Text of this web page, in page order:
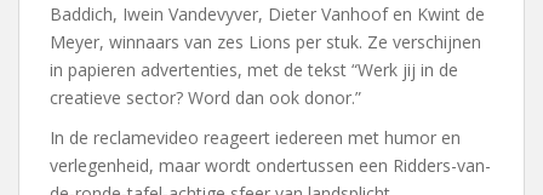
Baddich, Iwein Vandevyver, Dieter Vanhoof en Kwint de
Meyer, winnaars van zes Lions per stuk. Ze verschijnen
in papieren advertenties, met de tekst “Werk jij in de
creatieve sector? Word dan ook donor.”
In de reclamevideo reageert iedereen met humor en
verlegenheid, maar wordt ondertussen een Ridders-van-